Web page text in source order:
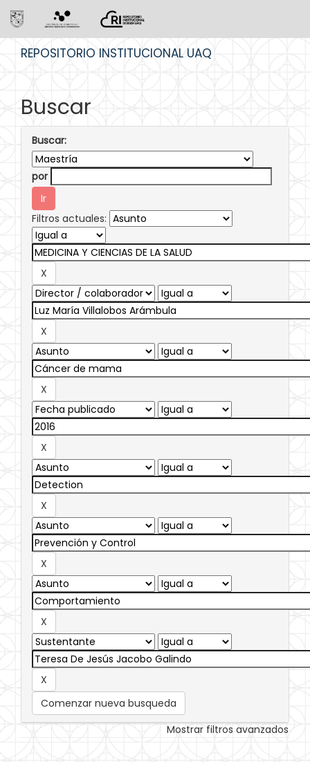
REPOSITORIO INSTITUCIONAL UAQ
Buscar
Buscar:
por
Filtros actuales:
Comenzar nueva busqueda
Mostrar filtros avanzados